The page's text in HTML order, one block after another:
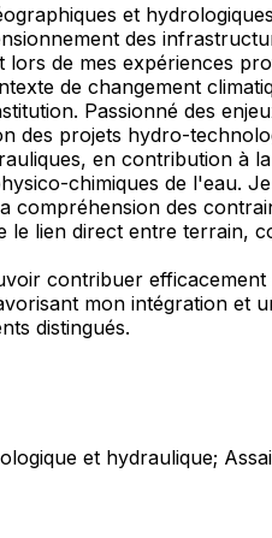
et
des
lors de mes expériences
de changement
Passionné des
des projets hydro-
en contribution à
chimiques de l'eau.
des
le lien direct entre terrain,
contribuer
mon intégration et
distingués.
et hydraulique;